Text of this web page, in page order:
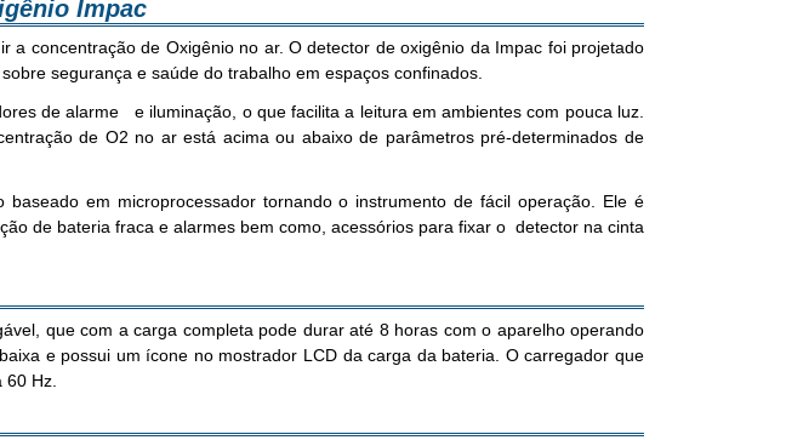
Impac
concentração de Oxigênio no ar. O detector de oxigênio da Impac foi projetado
segurança e saúde do trabalho em espaços confinados.
de alarme e iluminação, o que facilita a leitura em ambientes com pouca luz.
de O2 no ar está acima ou abaixo de parâmetros pré-determinados de
em microprocessador tornando o instrumento de fácil operação. Ele é
de bateria fraca e alarmes bem como, acessórios para fixar o detector na cinta
que com a carga completa pode durar até 8 horas com o aparelho operando
e possui um ícone no mostrador LCD da carga da bateria. O carregador que
Hz.